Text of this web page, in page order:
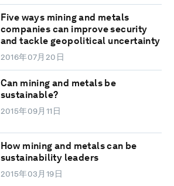
Five ways mining and metals
companies can improve security
and tackle geopolitical uncertainty
2016年07月20日
Can mining and metals be
sustainable?
2015年09月11日
How mining and metals can be
sustainability leaders
2015年03月19日